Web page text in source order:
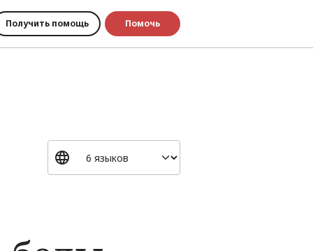
Получить помощь Помочь